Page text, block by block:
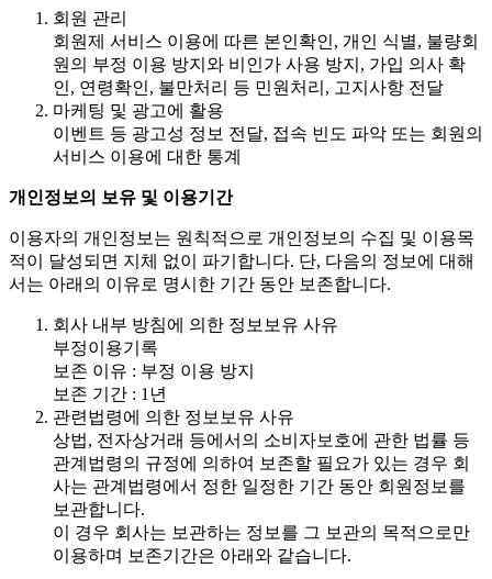
회원 관리
회원제 서비스 이용에 따른 본인확인, 개인 식별, 불량회
원의 부정 이용 방지와 비인가 사용 방지, 가입 의사 확
인, 연령확인, 불만처리 등 민원처리, 고지사항 전달
마케팅 및 광고에 활용
이벤트 등 광고성 정보 전달, 접속 빈도 파악 또는 회원의
서비스 이용에 대한 통계
개인정보의 보유 및 이용기간
이용자의 개인정보는 원칙적으로 개인정보의 수집 및 이용목
적이 달성되면 지체 없이 파기합니다. 단, 다음의 정보에 대해
서는 아래의 이유로 명시한 기간 동안 보존합니다.
회사 내부 방침에 의한 정보보유 사유
부정이용기록
보존 이유 : 부정 이용 방지
보존 기간 : 1년
관련법령에 의한 정보보유 사유
상법, 전자상거래 등에서의 소비자보호에 관한 법률 등
관계법령의 규정에 의하여 보존할 필요가 있는 경우 회
사는 관계법령에서 정한 일정한 기간 동안 회원정보를
보관합니다.
이 경우 회사는 보관하는 정보를 그 보관의 목적으로만
이용하며 보존기간은 아래와 같습니다.